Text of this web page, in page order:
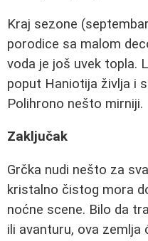
Kraj sezone
porodice sa malom
voda je još uvek topla.
poput Haniotija življa i
Polihrono nešto mirniji.
Zaključak
Grčka nudi nešto za
kristalno čistog mora
noćne scene. Bilo da
ili avanturu, ova